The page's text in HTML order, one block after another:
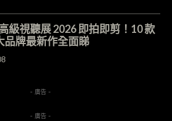
級視聽展 2026 即拍即剪！10 款
品牌最新作全面睇
- 廣告 -
- 廣告 -